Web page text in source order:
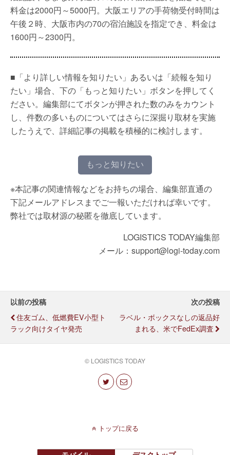
料金は2000円～5000円。大阪エリアの手荷物受付時間は
午後２時、大阪市内の70の宿泊施設を指定でき、料金は
1600円～2300円。
■「より詳しい情報を知りたい」あるいは「続報を知り
たい」場合、下の「もっと知りたい」ボタンを押してく
ださい。編集部にてボタンが押された数のみをカウント
し、件数の多いものについてはさらに深掘り取材を実施
したうえで、詳細記事の掲載を積極的に検討します。
もっと知りたい
※本記事の関連情報などをお持ちの場合、編集部直通の
下記メールアドレスまでご一報いただければ幸いです。
弊社では取材源の秘匿を徹底しています。
LOGISTICS TODAY編集部
メール：support@logi-today.com
以前の投稿
住友ゴム、低燃費EV小型ト
ラック向けタイヤ発売
次の投稿
ラベル・ボックスなしの返品好
まれる、米でFedEx調査
© LOGISTICS TODAY
トップに戻る